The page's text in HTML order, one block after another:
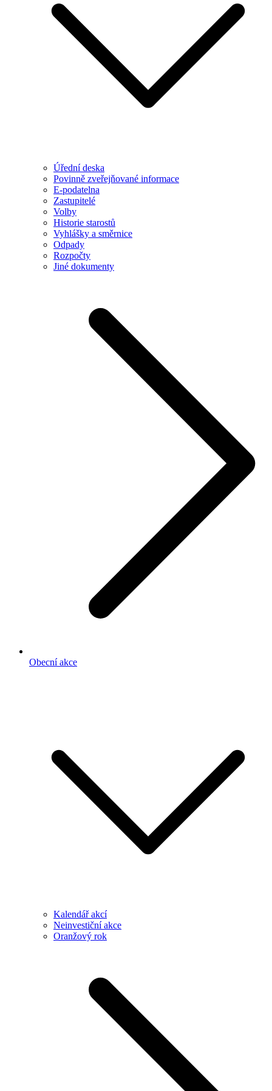
Úřední deska
Povinně zveřejňované informace
E-podatelna
Zastupitelé
Volby
Historie starostů
Vyhlášky a směrnice
Odpady
Rozpočty
Jiné dokumenty
Obecní akce
Kalendář akcí
Neinvestiční akce
Oranžový rok